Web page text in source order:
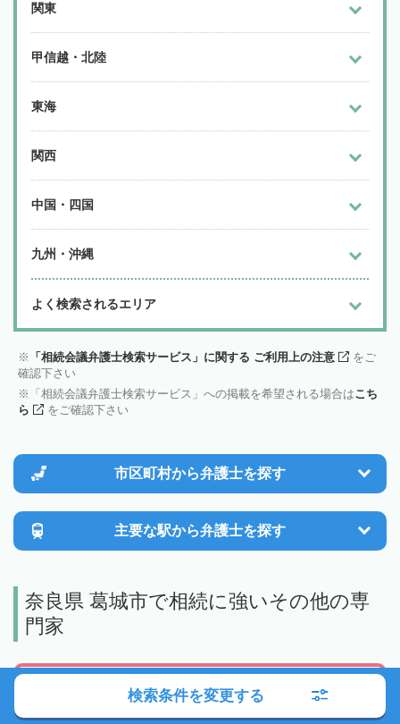
関東
甲信越・北陸
東海
関西
中国・四国
九州・沖縄
よく検索されるエリア
「相続会議弁護士検索サービス」に関する ご利用上の注意
をご
確認下さい
「相続会議弁護士検索サービス」への掲載を希望される場合はこち
ら
をご確認下さい
市区町村から弁護士を探す
主要な駅から弁護士を探す
奈良県 葛城市で相続に強いその他の専
門家
相続税の申告や、
生前の相続税対策
検索条件を変更する